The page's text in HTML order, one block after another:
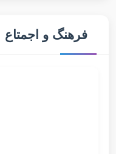
فرهنگ و اجمتاع